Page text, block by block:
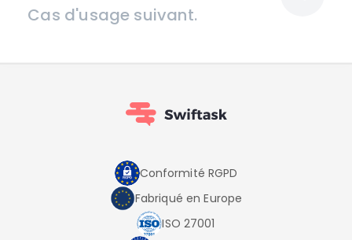
Cas d'usage suivant.
Conformité RGPD
Fabriqué en Europe
ISO 27001